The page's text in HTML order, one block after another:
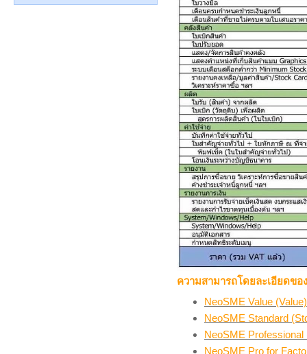
ความสามารถโดยละเอียดข
NeoSME Value (Value)
NeoSME Standard
NeoSME Professional
NeoSME Pro for